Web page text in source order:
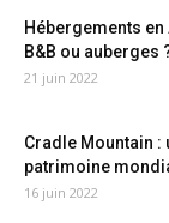
Hébergements
B&B ou auberges
21 juin 2022
Cradle Mountain :
patrimoine
16 juin 2022